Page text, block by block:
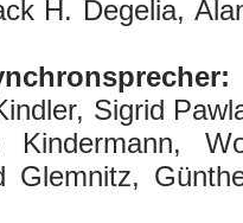
H. Degelia,
Sigrid
Kindermann,
Glemnitz,